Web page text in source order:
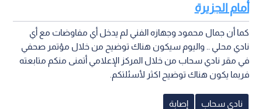
أمام الجزيرة
كما أن جمال محمود وجهازه الفني لم يدخل أي مفاوضات مع أي
نادي محلي .. واليوم سيكون هناك توضيح من خلال مؤتمر صحفي
في مقر نادي سحاب من خلال المركز الإعلامي أتمنى منكم متابعته
فربما يكون هناك توضيح اكثر لأسئلتكم.
نادي سحاب إصابة